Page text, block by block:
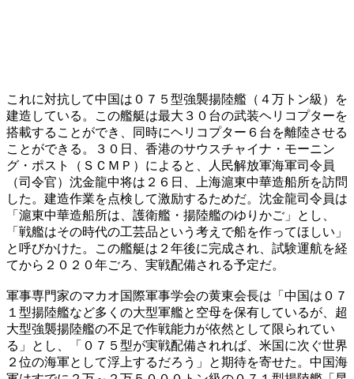
これに対抗して中国は０７５型強襲揚陸艦（４万トン級）を
建造している。この艦艇は最大３０台の武装ヘリコプターを
搭載することができ、同時にヘリコプター６台を離陸させる
ことができる。３０日、香港のサウスチャイナ・モーニン
グ・ポスト（ＳＣＭＰ）によると、人民解放軍海軍司令員
（司令官）沈金龍中将は２６日、上海滬東中華造船所を訪問
した。建造作業を点検して激励するためだ。沈金龍司令員は
「滬東中華造船所は、護衛艦・揚陸艦のゆりかご」とし、
「戦艦はその時代の工芸品という考えで船を作ってほしい」
と呼びかけた。この艦艇は２年後に完成され、試験運航を経
てから２０２０年ごろ、実戦配備される予定だ。
軍事専門家のマカオ国際軍事学会の黄東会長は「中国は０７
１型揚陸艦など多くの大型軍艦と空母を保有しているが、超
大型強襲揚陸艦の不足で作戦能力が依然として限られてい
る」とし、「０７５型が実戦配備されれば、米国に次ぐ世界
２位の海軍として浮上するだろう」と期待を寄せた。中国海